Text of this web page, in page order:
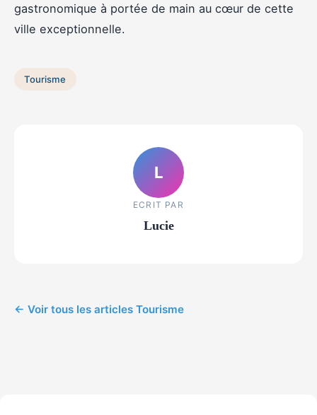
gastronomique à portée de main au cœur de cette
ville exceptionnelle.
Tourisme
L
ECRIT PAR
Lucie
← Voir tous les articles Tourisme